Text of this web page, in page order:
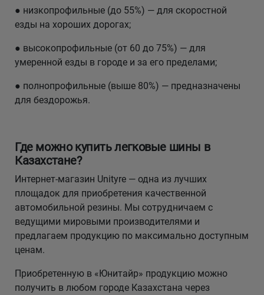
● низкопрофильные (до 55%) — для скоростной
езды на хороших дорогах;
● высокопрофильные (от 60 до 75%) — для
умеренной езды в городе и за его пределами;
● полнопрофильные (выше 80%) — предназначены
для бездорожья.
Где можно купить легковые шины в
Казахстане?
Интернет-магазин Unityre — одна из лучших
площадок для приобретения качественной
автомобильной резины. Мы сотрудничаем с
ведущими мировыми производителями и
предлагаем продукцию по максимально доступным
ценам.
Приобретенную в «Юнитайр» продукцию можно
получить в любом городе Казахстана через